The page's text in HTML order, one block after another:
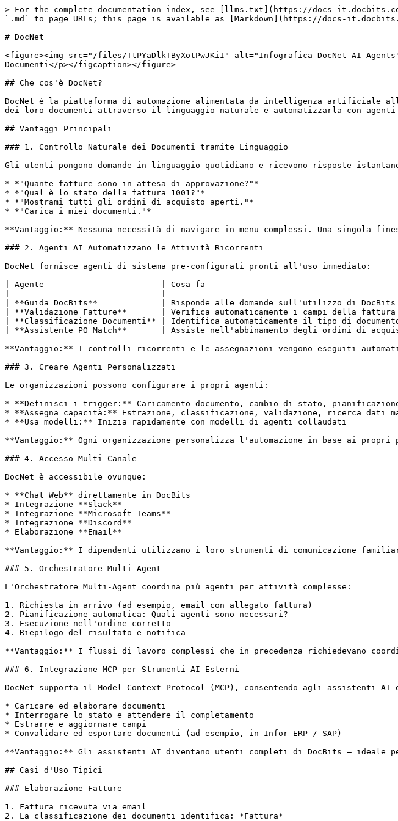
> For the complete documentation index, see [llms.txt](https://docs-
`.md` to page URLs; this page is available as [Markdown](https://docs-
# DocNet
<figure><img src="/files/TtPYaDlkTByXotPwJKiI" alt="Infografica DocNet AI
Documenti</p></figcaption></figure>
## Che cos'è DocNet?
DocNet è la piattaforma di automazione alimentata da intelligenza artificiale
dei loro documenti attraverso il linguaggio naturale e automatizzarla con
## Vantaggi Principali
### 1. Controllo Naturale dei Documenti tramite Linguaggio
Gli utenti pongono domande in linguaggio quotidiano e ricevono risposte
* *"Quante fatture sono in attesa di approvazione?"*
* *"Qual è lo stato della fattura 1001?"*
* *"Mostrami tutti gli ordini di acquisto aperti."*
* *"Carica i miei documenti."*
**Vantaggio:** Nessuna necessità di navigare in menu complessi. Una singola
### 2. Agenti AI Automatizzano le Attività Ricorrenti
DocNet fornisce agenti di sistema pre-configurati pronti all'uso immediato:
| Agente                        | Cosa fa
| ----------------------------- |
| **Guida DocBits**             | Risponde alle domande sull'utilizzo di
| **Validazione Fatture**       | Verifica automaticamente i campi della fattura
| **Classificazione Documenti** | Identifica automaticamente il tipo di
| **Assistente PO Match**       | Assiste nell'abbinamento degli ordini di
**Vantaggio:** I controlli ricorrenti e le assegnazioni vengono eseguiti
### 3. Creare Agenti Personalizzati
Le organizzazioni possono configurare i propri agenti:
* **Definisci i trigger:** Caricamento documento, cambio di stato, pianificazione,
* **Assegna capacità:** Estrazione, classificazione, validazione, ricerca dati
* **Usa modelli:** Inizia rapidamente con modelli di agenti collaudati
**Vantaggio:** Ogni organizzazione personalizza l'automazione in base ai propri
### 4. Accesso Multi-Canale
DocNet è accessibile ovunque:
* **Chat Web** direttamente in DocBits
* Integrazione **Slack**
* Integrazione **Microsoft Teams**
* Integrazione **Discord**
* Elaborazione **Email**
**Vantaggio:** I dipendenti utilizzano i loro strumenti di comunicazione
### 5. Orchestratore Multi-Agent
L'Orchestratore Multi-Agent coordina più agenti per attività complesse:
1. Richiesta in arrivo (ad esempio, email con allegato fattura)
2. Pianificazione automatica: Quali agenti sono necessari?
3. Esecuzione nell'ordine corretto
4. Riepilogo del risultato e notifica
**Vantaggio:** I flussi di lavoro complessi che in precedenza richiedevano
### 6. Integrazione MCP per Strumenti AI Esterni
DocNet supporta il Model Context Protocol (MCP), consentendo agli assistenti
* Caricare ed elaborare documenti
* Interrogare lo stato e attendere il completamento
* Estrarre e aggiornare campi
* Convalidare ed esportare documenti (ad esempio, in Infor ERP / SAP)
**Vantaggio:** Gli assistenti AI diventano utenti completi di DocBits — ideale
## Casi d'Uso Tipici
### Elaborazione Fatture
1. Fattura ricevuta via email
2. La classificazione dei documenti identifica: *Fattura*